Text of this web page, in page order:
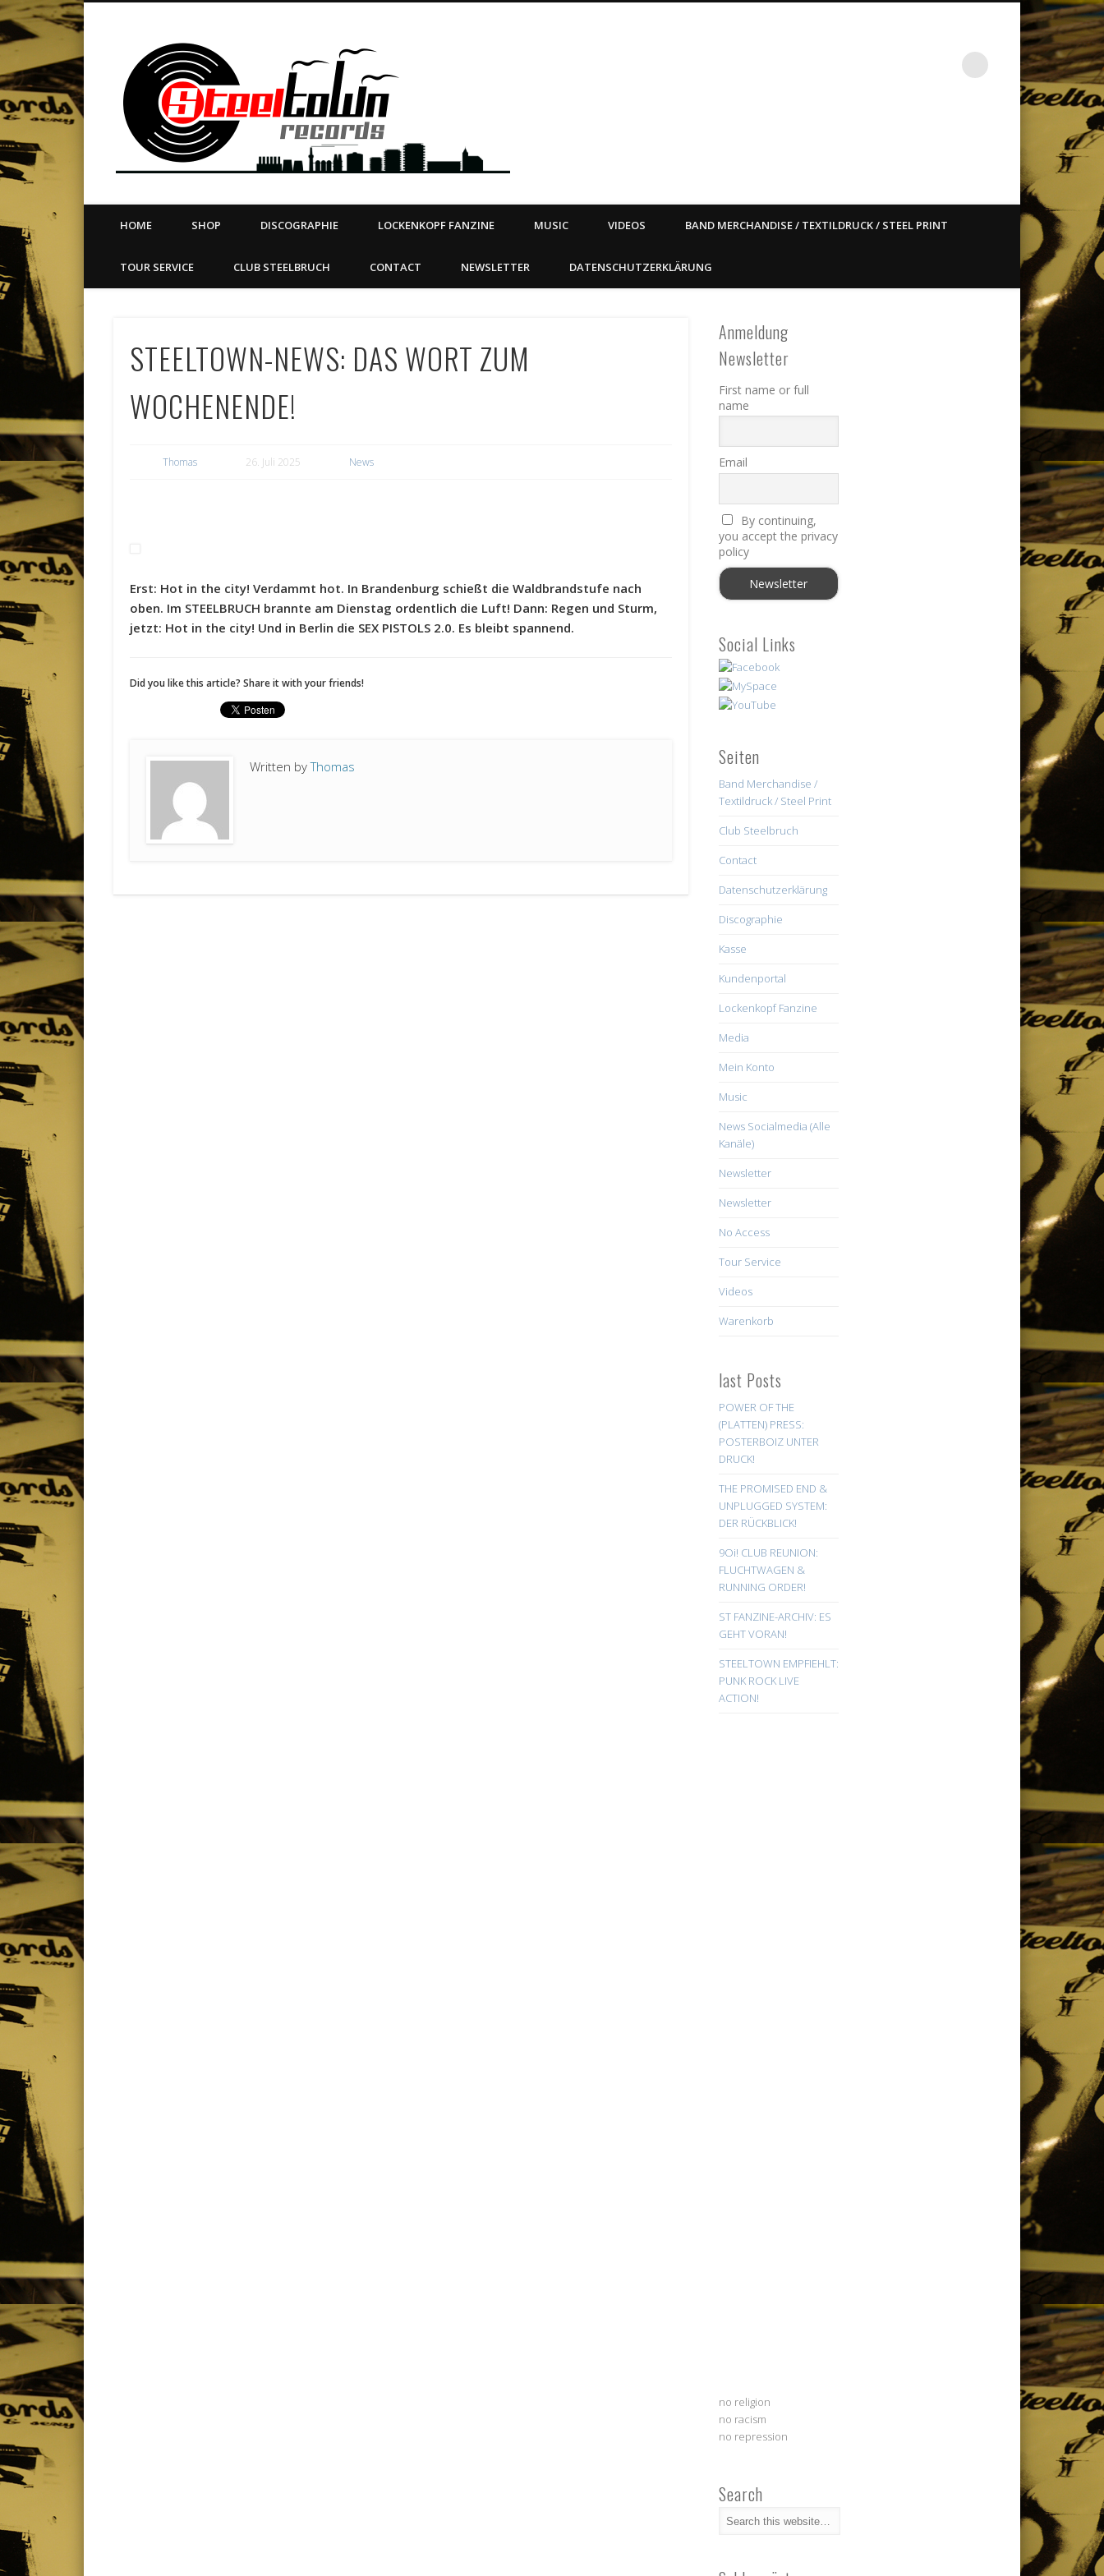
Steeltown Records – East ain`t dead so straight
LABEL | MERCH | PRINT | DIY | FANZINE | TOURSERVICE | BOOKING
VimeoDribble LinkedIn
HOME SHOP DISCOGRAPHIE LOCKENKOPF FANZINE MUSIC VIDEOS BAND MERCHANDISE / TEXTILDRUCK / STEEL PRINT
TOUR SERVICE CLUB STEELBRUCH CONTACT NEWSLETTER DATENSCHUTZERKLÄRUNG
STEELTOWN-NEWS: DAS WORT ZUM
WOCHENENDE!
Thomas 26. Juli 2025 News
Erst: Hot in the city! Verdammt hot. In Brandenburg schießt die Waldbrandstufe nach
oben. Im STEELBRUCH brannte am Dienstag ordentlich die Luft! Dann: Regen und Sturm,
jetzt: Hot in the city! Und in Berlin die SEX PISTOLS 2.0. Es bleibt spannend.
Did you like this article? Share it with your friends!
Written byThomas
Anmeldung
Newsletter
First name or full
name
Email
By continuing,
you accept the privacy
policy
Social Links
Seiten
Band Merchandise /
Textildruck / Steel Print
Club Steelbruch
Contact
Datenschutzerklärung
Discographie
Kasse
Kundenportal
Lockenkopf Fanzine
Media
Mein Konto
Music
News Socialmedia (Alle
Kanäle)
Newsletter
Newsletter
No Access
Tour Service
Videos
Warenkorb
last Posts
POWER OF THE
(PLATTEN) PRESS:
POSTERBOIZ UNTER
DRUCK!
THE PROMISED END &
UNPLUGGED SYSTEM:
DER RÜCKBLICK!
9Oi! CLUB REUNION:
FLUCHTWAGEN &
RUNNING ORDER!
ST FANZINE-ARCHIV: ES
GEHT VORAN!
STEELTOWN EMPFIEHLT:
PUNK ROCK LIVE
ACTION!
no religion
no racism
no repression
Search